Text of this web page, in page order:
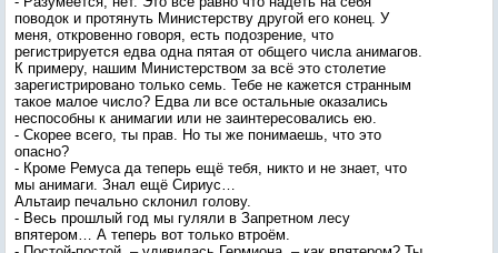
поводок и протянуть Министерству другой его конец. У
меня, откровенно говоря, есть подозрение, что
регистрируется едва одна пятая от общего числа анимагов.
К примеру, нашим Министерством за всё это столетие
зарегистрировано только семь. Тебе не кажется странным
такое малое число? Едва ли все остальные оказались
неспособны к анимагии или не заинтересовались ею.
- Скорее всего, ты прав. Но ты же понимаешь, что это
опасно?
- Кроме Ремуса да теперь ещё тебя, никто и не знает, что
мы анимаги. Знал ещё Сириус…
Альтаир печально склонил голову.
- Весь прошлый год мы гуляли в Запретном лесу
впятером… А теперь вот только втроём.